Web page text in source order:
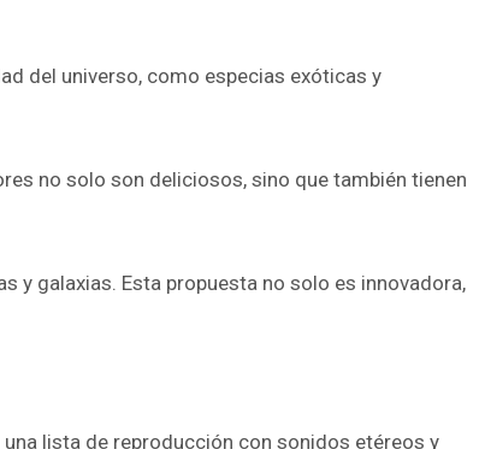
del universo, como especias exóticas y
no solo son deliciosos, sino que también tienen
y galaxias. Esta propuesta no solo es innovadora,
lista de reproducción con sonidos etéreos y